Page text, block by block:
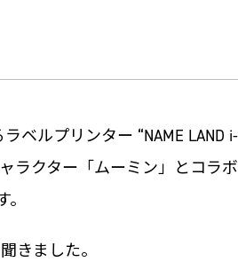
ベルプリンター “NAME LAND i-
ラクター「ムーミン」とコラ
きました。